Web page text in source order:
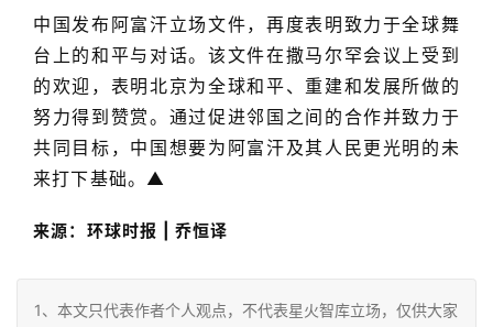
中国发布阿富汗立场文件，再度表明致力于全球舞
台上的和平与对话。该文件在撒马尔罕会议上受到
的欢迎，表明北京为全球和平、重建和发展所做的
努力得到赞赏。通过促进邻国之间的合作并致力于
共同目标，中国想要为阿富汗及其人民更光明的未
来打下基础。▲
来源：环球时报 | 乔恒译
1、本文只代表作者个人观点，不代表星火智库立场，仅供大家